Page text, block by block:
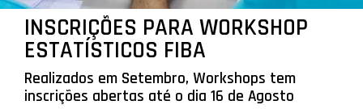
INSCRIÇÕES PARA WORKSHOP
ESTATÍSTICOS FIBA
Realizados em Setembro, Workshops tem
inscrições abertas até o dia 16 de Agosto